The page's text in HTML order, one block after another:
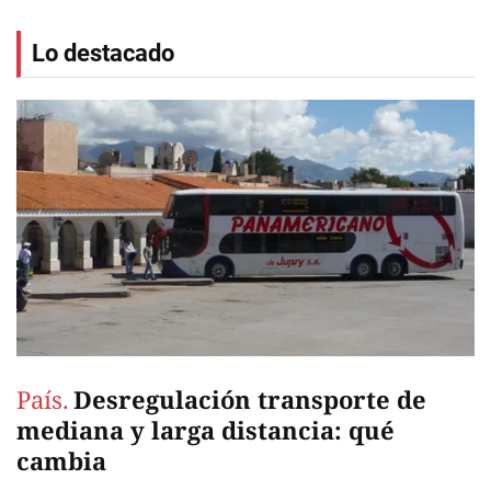
Lo destacado
País. Desregulación transporte de
mediana y larga distancia: qué
cambia